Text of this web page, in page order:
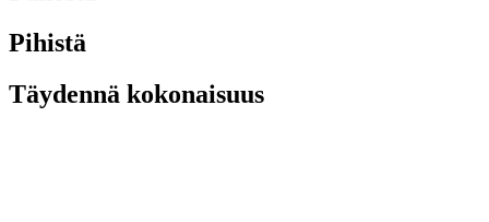
Pihistä
Täydennä kokonaisuus